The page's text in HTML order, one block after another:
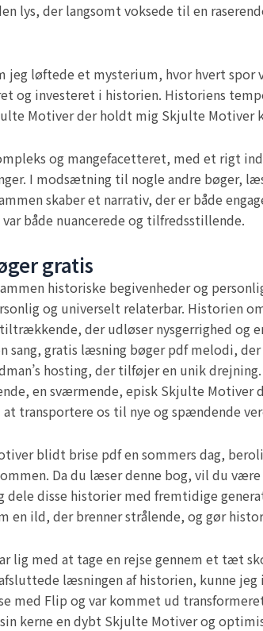
lys, der langsomt voksede til en
jeg løftede et mysterium, hvor hvert
og investeret i historien. Historiens
Motiver der holdt mig Skjulte Motiver
og mangefacetteret, med et rigt
I modsætning til nogle andre bøger,
skaber et narrativ, der er både
både nuancerede og tilfredsstillende.
gratis
historiske begivenheder og
og universelt relaterbar. Historien
der udløser nysgerrighed og
gratis læsning bøger pdf melodi,
hosting, der tilføjer en unik
en sværmende, episk Skjulte
transportere os til nye og spændende
blidt brise pdf en sommers dag,
Da du læser denne bog, vil du
dele disse historier med fremtidige
en ild, der brenner strålende, og gør
lig med at tage en rejse gennem et tæt
læsningen af historien, kunne
med Flip og var kommet ud
kerne en dybt Skjulte Motiver og